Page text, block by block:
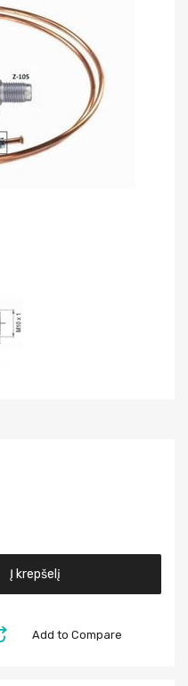
Į krepšelį
Add to Compare